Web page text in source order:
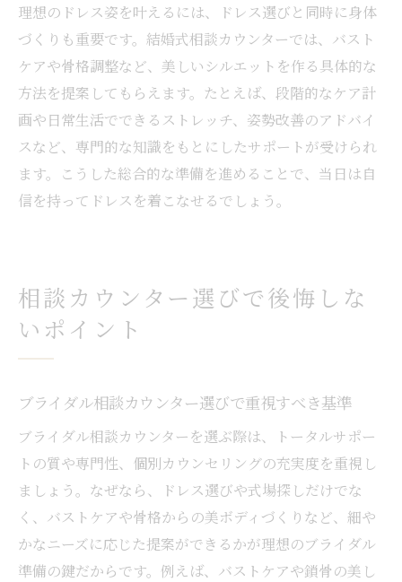
理想のドレス姿を叶えるには、ドレス選びと同時に身体
づくりも重要です。結婚式相談カウンターでは、バスト
ケアや骨格調整など、美しいシルエットを作る具体的な
方法を提案してもらえます。たとえば、段階的なケア計
画や日常生活でできるストレッチ、姿勢改善のアドバイ
スなど、専門的な知識をもとにしたサポートが受けられ
ます。こうした総合的な準備を進めることで、当日は自
信を持ってドレスを着こなせるでしょう。
相談カウンター選びで後悔しな
いポイント
ブライダル相談カウンター選びで重視すべき基準
ブライダル相談カウンターを選ぶ際は、トータルサポー
トの質や専門性、個別カウンセリングの充実度を重視し
ましょう。なぜなら、ドレス選びや式場探しだけでな
く、バストケアや骨格からの美ボディづくりなど、細や
かなニーズに応じた提案ができるかが理想のブライダル
準備の鍵だからです。例えば、バストケアや鎖骨の美し